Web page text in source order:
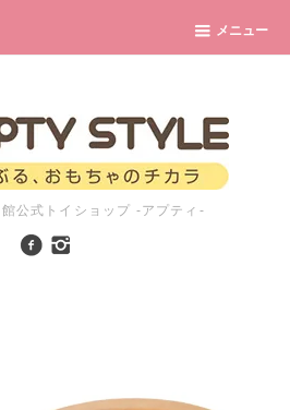
メニュー
公式トイショップ -アプティ-